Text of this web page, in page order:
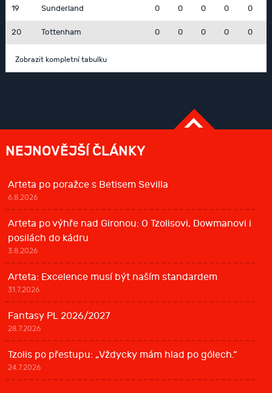
19 Sunderland 0 0 0 0 0
20 Tottenham 0 0 0 0 0
Zobrazit kompletní tabulku
NEJNOVĚJŠÍ ČLÁNKY
Arteta po poražce s Betisem Sevilla
6.8.2026
Arteta po výhře nad Gironou: O Tzolisovi, Dowmanovi i
posilách do kádru
3.8.2026
Arteta: Excelence musí být naším standardem
31.7.2026
Fantasy PL 2026/2027
28.7.2026
Tzolis po přestupu: „Vždycky mám hlad po gólech.“
24.7.2026